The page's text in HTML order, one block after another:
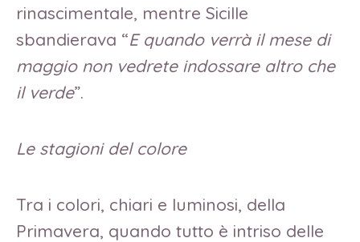
rinascimentale, mentre Sicille
sbandierava “E quando verrà il mese di
maggio non vedrete indossare altro che
il verde”.
Le stagioni del colore
Tra i colori, chiari e luminosi, della
Primavera, quando tutto è intriso delle